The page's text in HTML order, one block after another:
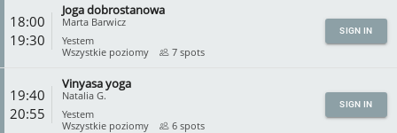
18:00
19:30
Joga dobrostanowa
Marta Barwicz
Yestem
Wszystkie poziomy
7 spots
SIGN IN
19:40
20:55
Vinyasa yoga
Natalia G.
Yestem
Wszystkie poziomy
6 spots
SIGN IN